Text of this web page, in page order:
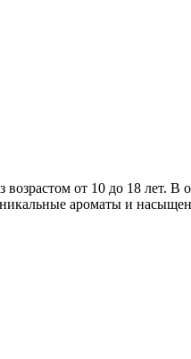
от 10 до 18 лет. В
ароматы и